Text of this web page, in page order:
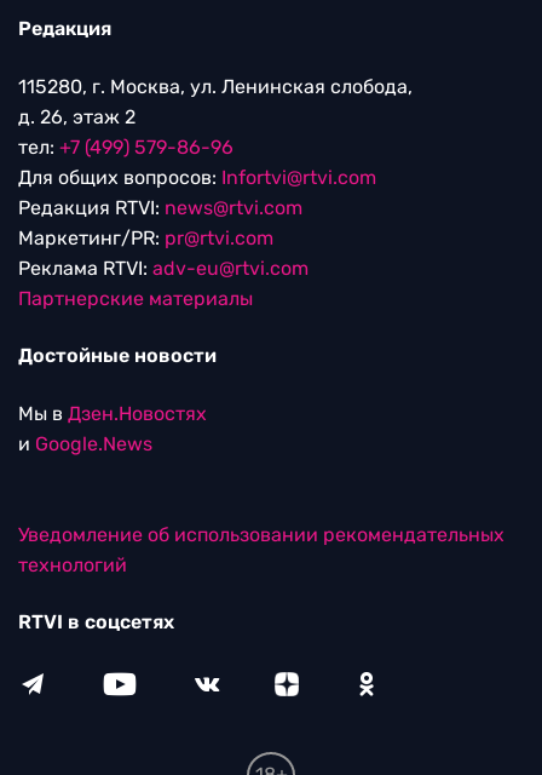
Редакция
115280, г. Москва, ул. Ленинская слобода,
д. 26, этаж 2
тел: +7 (499) 579-86-96
Для общих вопросов: Infortvi@rtvi.com
Редакция RTVI: news@rtvi.com
Маркетинг/PR: pr@rtvi.com
Реклама RTVI: adv-eu@rtvi.com
Партнерские материалы
Достойные новости
Мы в Дзен.Новостях
и Google.News
Уведомление об использовании рекомендательных
технологий
RTVI в соцсетях